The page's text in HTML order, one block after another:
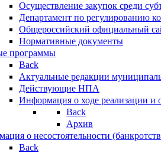
Осуществление закупок среди
Департамент по регулированию
Общероссийский официальный
Нормативные документы
программы
Back
Актуальные редакции
Действующие НПА
Информация о ходе реализации
Back
Архив
о несостоятельности
Back